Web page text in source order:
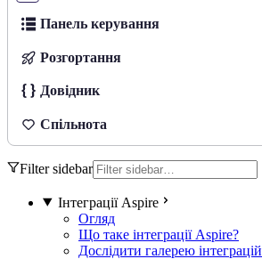
Панель керування
Розгортання
Довідник
Спільнота
Filter sidebar
Інтеграції Aspire
Огляд
Що таке інтеграції Aspire?
Дослідити галерею інтеграцій